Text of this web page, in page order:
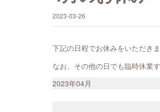
2023-03-26
下記の日程でお休みをいただき
なお、その他の日でも臨時休業
2023年04月